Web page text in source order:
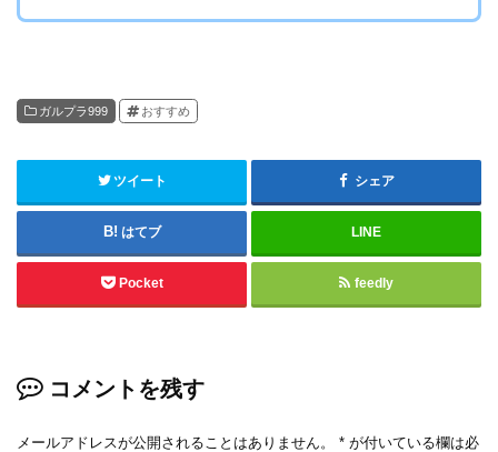
ガルプラ999 おすすめ
ツイート シェア
はてブ LINE
Pocket feedly
コメントを残す
メールアドレスが公開されることはありません。 * が付いている欄は必